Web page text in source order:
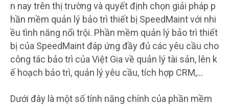
n nay trên thị trường và quyết định chọn giải pháp p
hần mềm quản lý bảo trì thiết bị SpeedMaint với nhi
ều tình năng nổi trội. Phần mềm quản lý bảo trì thiết
bị của SpeedMaint đáp ứng đầy đủ các yêu cầu cho
công tác bảo trì của Việt Gia về quản lý tài sản, lên k
ế hoạch bảo trì, quản lý yêu cầu, tích hợp CRM,…
Dưới đây là một số tính năng chính của phần mềm